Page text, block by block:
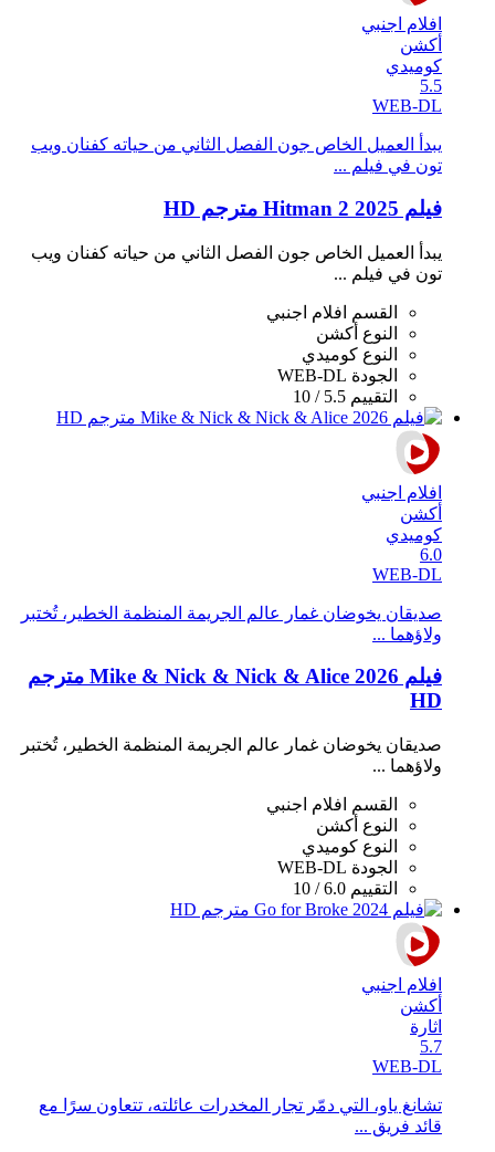
افلام اجنبي
أكشن
كوميدي
5.5
WEB-DL
يبدأ العميل الخاص جون الفصل الثاني من حياته كفنان ويب
تون في فيلم ...
فيلم Hitman 2 2025 مترجم HD
يبدأ العميل الخاص جون الفصل الثاني من حياته كفنان ويب
تون في فيلم ...
القسم
افلام اجنبي
النوع أكشن
النوع كوميدي
الجودة WEB-DL
التقييم 5.5 / 10
افلام اجنبي
أكشن
كوميدي
6.0
WEB-DL
صديقان يخوضان غمار عالم الجريمة المنظمة الخطير، تُختبر
ولاؤهما ...
فيلم Mike & Nick & Nick & Alice 2026 مترجم
HD
صديقان يخوضان غمار عالم الجريمة المنظمة الخطير، تُختبر
ولاؤهما ...
القسم
افلام اجنبي
النوع أكشن
النوع كوميدي
الجودة WEB-DL
التقييم 6.0 / 10
افلام اجنبي
أكشن
اثارة
5.7
WEB-DL
تشانغ ياو، التي دمّر تجار المخدرات عائلته، تتعاون سرًا مع
قائد فريق ...